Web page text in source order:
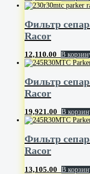
Фильтр
Racor
12,110.00 В
Фильтр
Racor
19,921.00 В
Фильтр
Racor
13,105.00 В